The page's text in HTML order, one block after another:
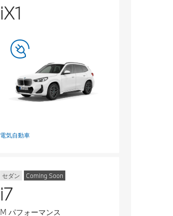
iX1
電気自動車
セダン Coming Soon
i7
M パフォーマンス